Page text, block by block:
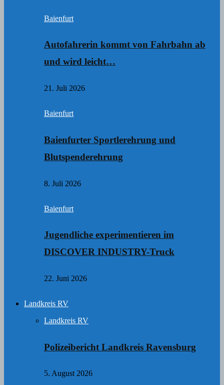
Baienfurt
Autofahrerin kommt von Fahrbahn ab
und wird leicht…
21. Juli 2026
Baienfurt
Baienfurter Sportlerehrung und
Blutspenderehrung
8. Juli 2026
Baienfurt
Jugendliche experimentieren im
DISCOVER INDUSTRY-Truck
22. Juni 2026
Landkreis RV
Landkreis RV
Polizeibericht Landkreis Ravensburg
5. August 2026